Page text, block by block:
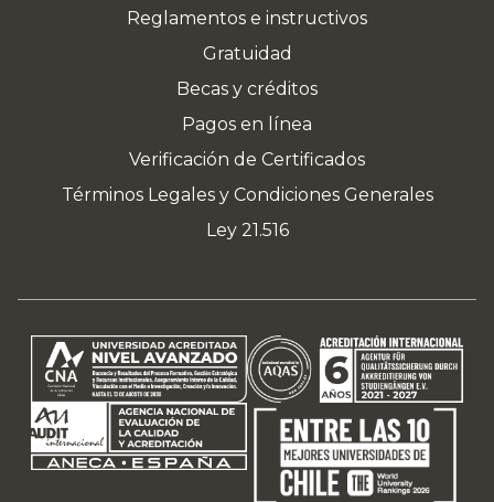
Reglamentos e instructivos
Gratuidad
Becas y créditos
Pagos en línea
Verificación de Certificados
Términos Legales y Condiciones Generales
Ley 21.516